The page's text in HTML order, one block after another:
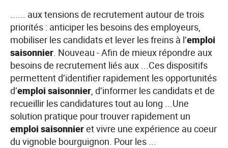
...... aux tensions de recrutement autour de trois
priorités : anticiper les besoins des employeurs,
mobiliser les candidats et lever les freins à l’emploi
saisonnier. Nouveau - Afin de mieux répondre aux
besoins de recrutement liés aux ...Ces dispositifs
permettent d’identifier rapidement les opportunités
d’emploi saisonnier, d’informer les candidats et de
recueillir les candidatures tout au long ...Une
solution pratique pour trouver rapidement un
emploi saisonnieret vivre une expérience au coeur
du vignoble bourguignon. Pour les ...